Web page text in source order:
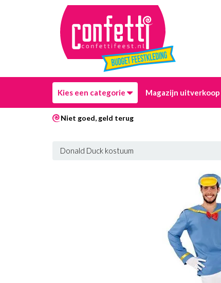
Kies een categorie Magazijn uitverkoop
Niet goed, geld terug
Donald Duck kostuum